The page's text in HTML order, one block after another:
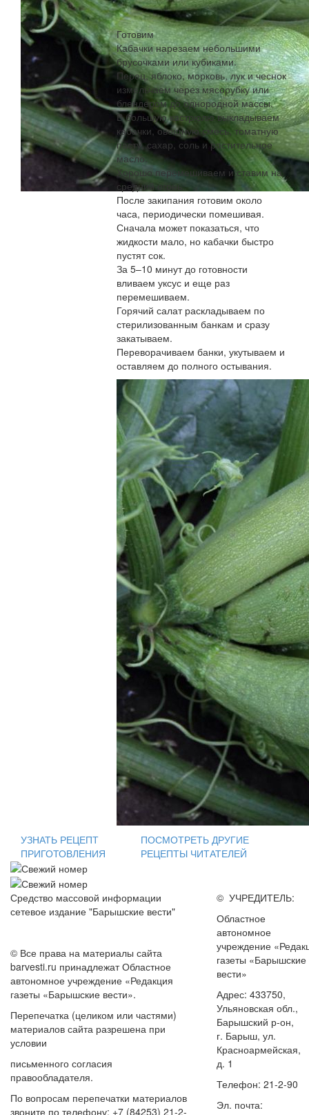
Готовим
Кабачки нарезаем небольшими
брусочками или кубиками.
Перец, яблоко, морковь, лук и чеснок
измельчаем через мясорубку или
блендером до однородной массы.
В большую кастрюлю выкладываем
кабачки, овощную смесь, томатную
пасту, сахар, соль и растительное
масло.
Хорошо перемешиваем и ставим на
средний огонь.
После закипания готовим около
часа, периодически помешивая.
Сначала может показаться, что
жидкости мало, но кабачки быстро
пустят сок.
За 5–10 минут до готовности
вливаем уксус и еще раз
перемешиваем.
Горячий салат раскладываем по
стерилизованным банкам и сразу
закатываем.
Переворачиваем банки, укутываем и
оставляем до полного остывания.
УЗНАТЬ РЕЦЕПТ
ПРИГОТОВЛЕНИЯ
ПОСМОТРЕТЬ ДРУГИЕ
РЕЦЕПТЫ ЧИТАТЕЛЕЙ
Средство массовой информации
сетевое издание "Барышские вести"
© Все права на материалы сайта
barvesti.ru принадлежат Областное
автономное учреждение «Редакция
газеты «Барышские вести».
Перепечатка (целиком или частями)
материалов сайта разрешена при
условии
письменного согласия
правообладателя.
По вопросам перепечатки материалов
звоните по телефону: +7 (84253) 21-2-
© УЧРЕДИТЕЛЬ:
Областное
автономное
учреждение
газеты «Барышские
вести»
Адрес: 433750,
Ульяновская обл.,
Барышский р-он,
г. Барыш, ул.
Красноармейская,
д. 1
Телефон: 21-2-90
Эл. почта: